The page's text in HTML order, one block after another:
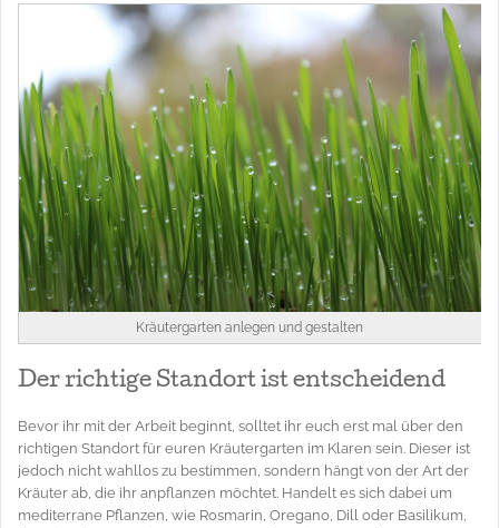
Kräutergarten anlegen und gestalten
Der richtige Standort ist entscheidend
Bevor ihr mit der Arbeit beginnt, solltet ihr euch erst mal über den
richtigen Standort für euren Kräutergarten im Klaren sein. Dieser ist
jedoch nicht wahllos zu bestimmen, sondern hängt von der Art der
Kräuter ab, die ihr anpflanzen möchtet. Handelt es sich dabei um
mediterrane Pflanzen, wie Rosmarin, Oregano, Dill oder Basilikum,